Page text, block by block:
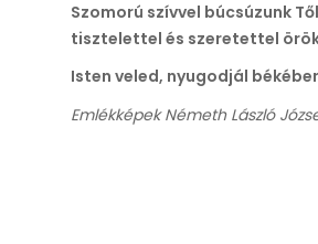
Szomorú szívvel búcsúzunk
tisztelettel és szeretettel
Isten veled, nyugodjál
Emlékképek Németh László